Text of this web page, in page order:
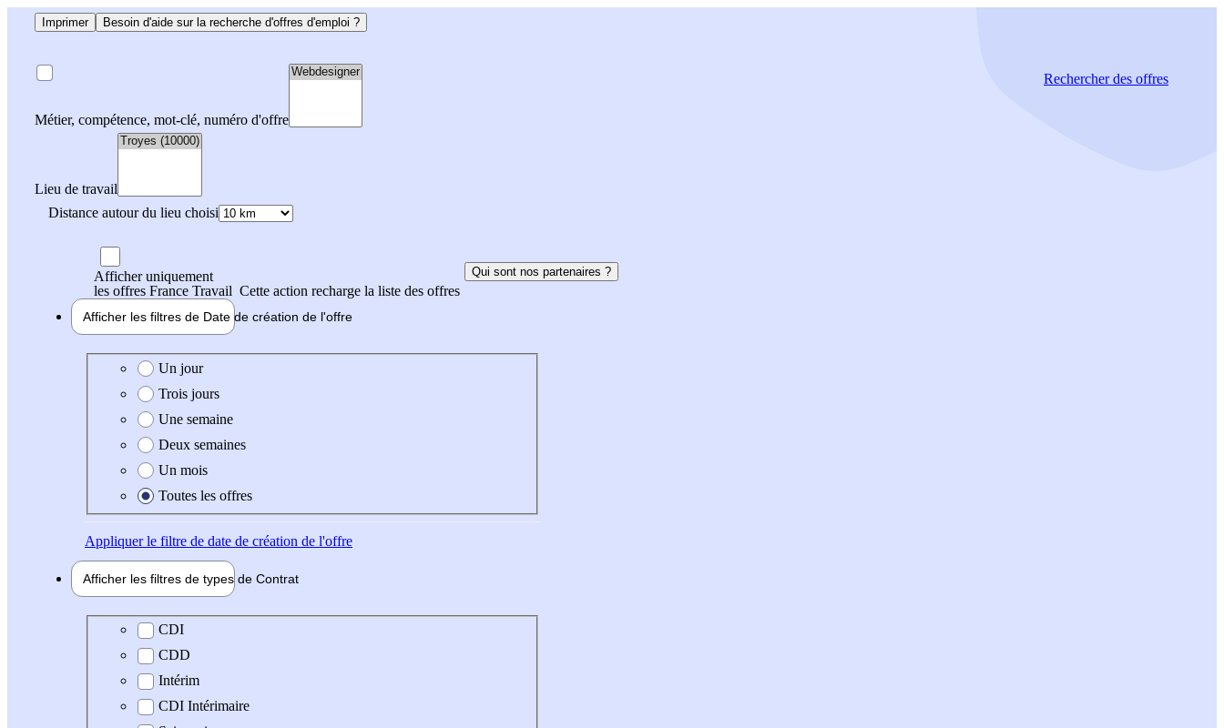
Imprimer Besoin d'aide sur la recherche d'offres d'emploi ?
Métier, compétence, mot-clé, numéro d'offre
Lieu de travail
Distance autour du lieu choisi
Rechercherdes offres
Afficher uniquement
les offres France Travail Cette action recharge la liste des offres
Qui sont nos partenaires ?
Afficher les filtres de Date de création de l'offre
Date de création de l'offre
Un jour
Trois jours
Une semaine
Deux semaines
Un mois
Toutes les offres
Appliquerle filtre de date de création de l'offre
Afficher les filtres de types de Contrat
Type de contrat
CDI
CDD
Intérim
CDI Intérimaire